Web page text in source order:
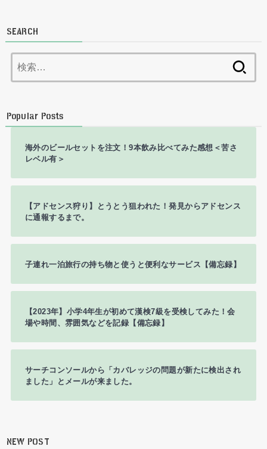
SEARCH
索:
Popular Posts
海外のビールセットを注文！9本飲み比べてみた感想＜苦さ
レベル有＞
【アドセンス狩り】とうとう狙われた！発見からアドセンス
に通報するまで。
子連れ一泊旅行の持ち物と使うと便利なサービス【備忘録】
【2023年】小学4年生が初めて漢検7級を受検してみた！会
場や時間、雰囲気などを記録【備忘録】
サーチコンソールから「カバレッジの問題が新たに検出され
ました」とメールが来ました。
NEW POST